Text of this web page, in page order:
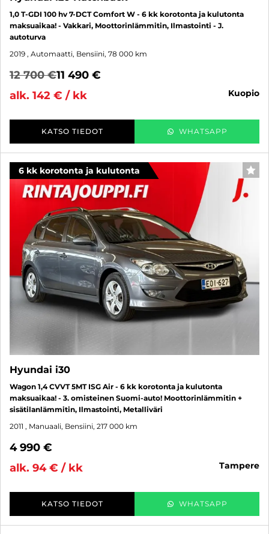
1,0 T-GDI 100 hv 7-DCT Comfort W - 6 kk korotonta ja kulutonta
maksuaikaa! - Vakkari, Moottorinlämmitin, Ilmastointi - J.
autoturva
2019 , Automaatti, Bensiini, 78 000 km
12 700 €11 490 €
alk. 142 € / kk
kuopio
KATSO TIEDOT WHATSAPP
6 kk korotonta ja kulutonta
Hyundai i30
Wagon 1,4 CVVT 5MT ISG Air - 6 kk korotonta ja kulutonta
maksuaikaa! - 3. omisteinen Suomi-auto! Moottorinlämmitin +
sisätilanlämmitin, Ilmastointi, Metalliväri
2011 , Manuaali, Bensiini, 217 000 km
4 990 €
alk. 94 € / kk
tampere
KATSO TIEDOT WHATSAPP